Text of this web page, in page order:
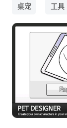
桌宠 工具